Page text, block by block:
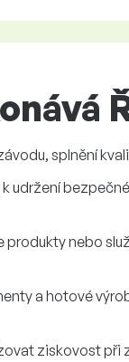
splnění
nebo
a hotové
ziskovost při